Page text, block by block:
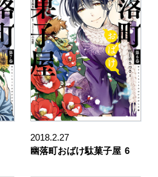
2018.2.27
幽落町おばけ駄菓子屋 6